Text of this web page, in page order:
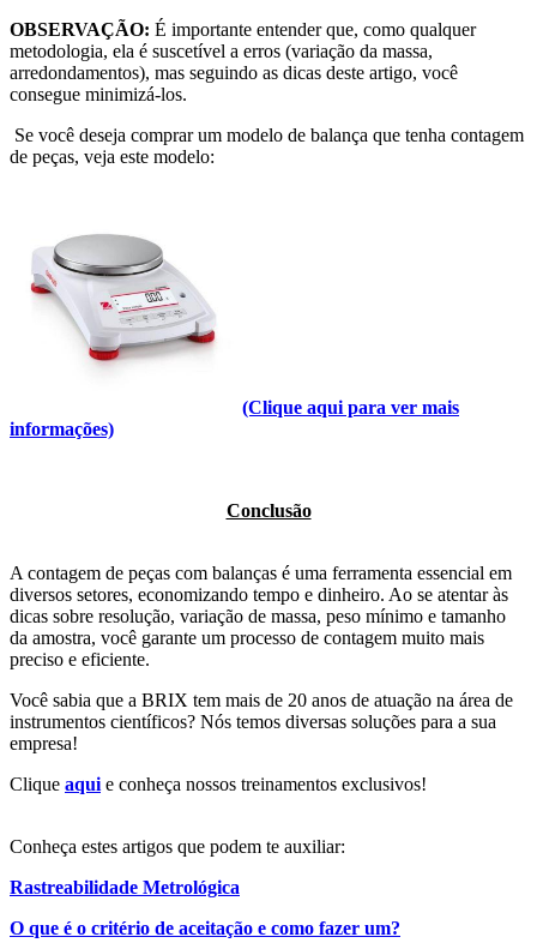
OBSERVAÇÃO: É importante entender que, como qualquer
metodologia, ela é suscetível a erros (variação da massa,
arredondamentos), mas seguindo as dicas deste artigo, você
consegue minimizá-los.
Se você deseja comprar um modelo de balança que tenha contagem
de peças, veja este modelo:
(Clique aqui para ver mais
informações)
Conclusão
A contagem de peças com balanças é uma ferramenta essencial em
diversos setores, economizando tempo e dinheiro. Ao se atentar às
dicas sobre resolução, variação de massa, peso mínimo e tamanho
da amostra, você garante um processo de contagem muito mais
preciso e eficiente.
Você sabia que a BRIX tem mais de 20 anos de atuação na área de
instrumentos científicos? Nós temos diversas soluções para a sua
empresa!
Clique aqui e conheça nossos treinamentos exclusivos!
Conheça estes artigos que podem te auxiliar:
Rastreabilidade Metrológica
O que é o critério de aceitação e como fazer um?